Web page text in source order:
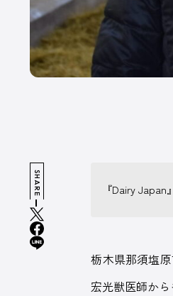
広告掲載について プライバシー
SHARE 『Dairy Japan
栃木県那須塩
宏光獣医師か